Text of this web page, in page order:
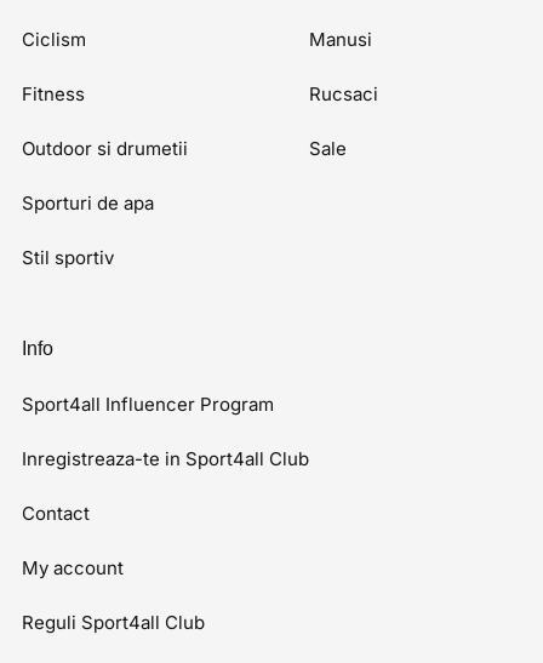
Ciclism
Fitness
Outdoor si drumetii
Sporturi de apa
Stil sportiv
Manusi
Rucsaci
Sale
Info
Sport4all Influencer Program
Inregistreaza-te in Sport4all Club
Contact
My account
Reguli Sport4all Club